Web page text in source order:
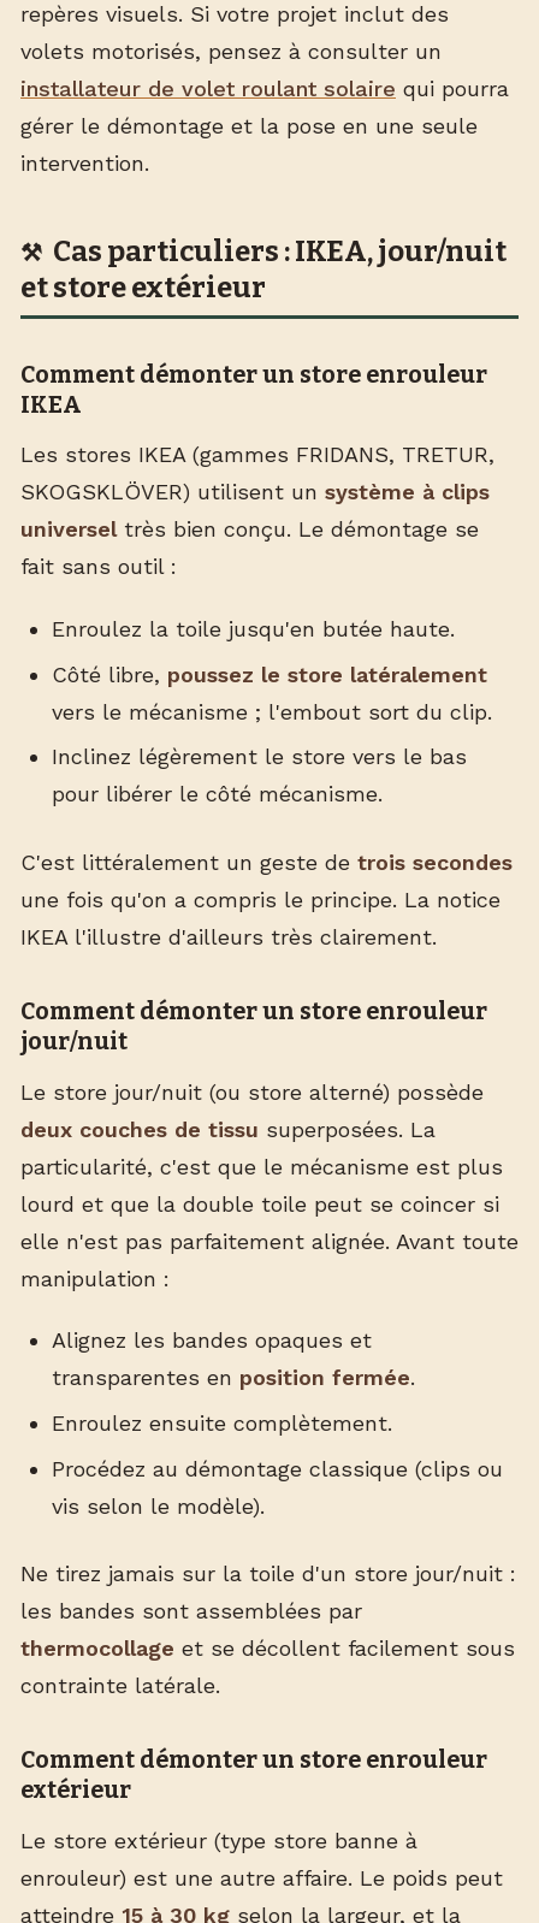
repères visuels. Si votre projet inclut des
volets motorisés, pensez à consulter un
installateur de volet roulant solaire qui pourra
gérer le démontage et la pose en une seule
intervention.
Cas particuliers : IKEA, jour/nuit
et store extérieur
Comment démonter un store enrouleur
IKEA
Les stores IKEA (gammes FRIDANS, TRETUR,
SKOGSKLÖVER) utilisent un système à clips
universeltrès bien conçu. Le démontage se
fait sans outil :
Enroulez la toile jusqu'en butée haute.
Côté libre, poussez le store latéralement
vers le mécanisme ; l'embout sort du clip.
Inclinez légèrement le store vers le bas
pour libérer le côté mécanisme.
C'est littéralement un geste de trois secondes
une fois qu'on a compris le principe. La notice
IKEA l'illustre d'ailleurs très clairement.
Comment démonter un store enrouleur
jour/nuit
Le store jour/nuit (ou store alterné) possède
deux couches de tissu superposées. La
particularité, c'est que le mécanisme est plus
lourd et que la double toile peut se coincer si
elle n'est pas parfaitement alignée. Avant toute
manipulation :
Alignez les bandes opaques et
transparentes en position fermée.
Enroulez ensuite complètement.
Procédez au démontage classique (clips ou
vis selon le modèle).
Ne tirez jamais sur la toile d'un store jour/nuit :
les bandes sont assemblées par
thermocollage et se décollent facilement sous
contrainte latérale.
Comment démonter un store enrouleur
extérieur
Le store extérieur (type store banne à
enrouleur) est une autre affaire. Le poids peut
atteindre 15 à 30 kg selon la largeur, et la